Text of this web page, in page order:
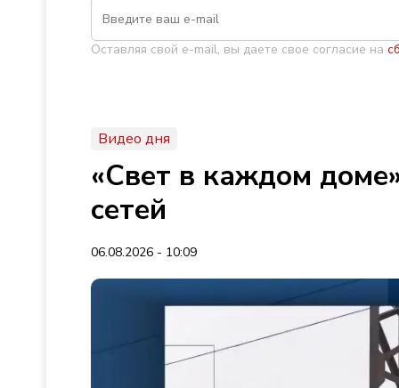
Оставляя свой e-mail, вы даете свое согласие на
Видео дня
«Свет в каждом
сетей
06.08.2026 - 10:09